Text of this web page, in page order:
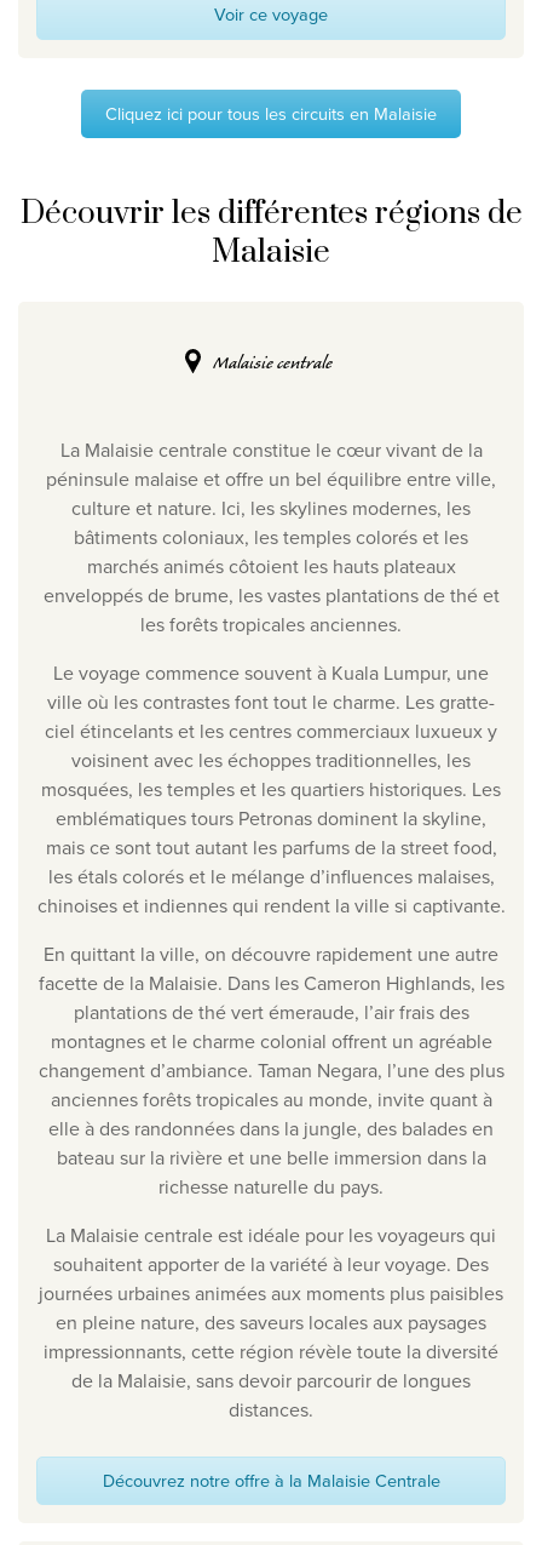
Voir ce voyage
Cliquez ici pour tous les circuits en Malaisie
Découvrir les différentes régions de
Malaisie
Malaisie centrale
La Malaisie centrale constitue le cœur vivant de la
péninsule malaise et offre un bel équilibre entre ville,
culture et nature. Ici, les skylines modernes, les
bâtiments coloniaux, les temples colorés et les
marchés animés côtoient les hauts plateaux
enveloppés de brume, les vastes plantations de thé et
les forêts tropicales anciennes.
Le voyage commence souvent à Kuala Lumpur, une
ville où les contrastes font tout le charme. Les gratte-
ciel étincelants et les centres commerciaux luxueux y
voisinent avec les échoppes traditionnelles, les
mosquées, les temples et les quartiers historiques. Les
emblématiques tours Petronas dominent la skyline,
mais ce sont tout autant les parfums de la street food,
les étals colorés et le mélange d’influences malaises,
chinoises et indiennes qui rendent la ville si captivante.
En quittant la ville, on découvre rapidement une autre
facette de la Malaisie. Dans les Cameron Highlands, les
plantations de thé vert émeraude, l’air frais des
montagnes et le charme colonial offrent un agréable
changement d’ambiance. Taman Negara, l’une des plus
anciennes forêts tropicales au monde, invite quant à
elle à des randonnées dans la jungle, des balades en
bateau sur la rivière et une belle immersion dans la
richesse naturelle du pays.
La Malaisie centrale est idéale pour les voyageurs qui
souhaitent apporter de la variété à leur voyage. Des
journées urbaines animées aux moments plus paisibles
en pleine nature, des saveurs locales aux paysages
impressionnants, cette région révèle toute la diversité
de la Malaisie, sans devoir parcourir de longues
distances.
Découvrez notre offre à la Malaisie Centrale